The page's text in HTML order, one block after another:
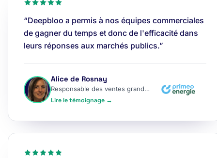
“Deepbloo a permis à nos équipes commerciales
de gagner du temps et donc de l'efficacité dans
leurs réponses aux marchés publics.”
Alice de Rosnay
Responsable des ventes grands comptes
Lire le témoignage →